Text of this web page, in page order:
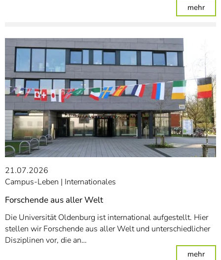
mehr:
21.07.2026
Campus-Leben
Internationales
Forschende aus aller Welt
Die Universität Oldenburg ist international aufgestellt. Hier
stellen wir Forschende aus aller Welt und unterschiedlicher
Disziplinen vor, die an…
mehr: